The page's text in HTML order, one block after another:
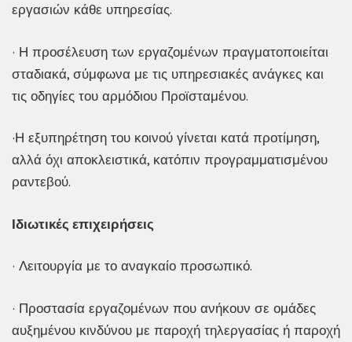
εργασιών κάθε υπηρεσίας.
· Η προσέλευση των εργαζομένων πραγματοποιείται
σταδιακά, σύμφωνα με τις υπηρεσιακές ανάγκες και
τις οδηγίες του αρμόδιου Προϊσταμένου.
·Η εξυπηρέτηση του κοινού γίνεται κατά προτίμηση,
αλλά όχι αποκλειστικά, κατόπιν προγραμματισμένου
ραντεβού.
Ιδιωτικές επιχειρήσεις
· Λειτουργία με το αναγκαίο προσωπικό.
· Προστασία εργαζομένων που ανήκουν σε ομάδες
αυξημένου κινδύνου με παροχή τηλεργασίας ή παροχή